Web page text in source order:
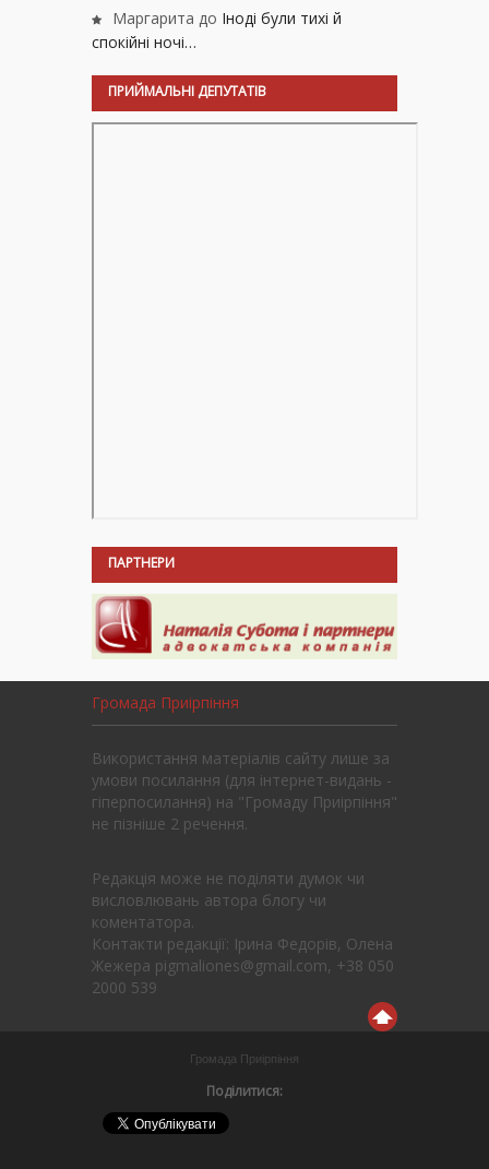
Маргарита до Іноді були тихі й
спокійні ночі…
ПРИЙМАЛЬНІ ДЕПУТАТІВ
ПАРТНЕРИ
Громада Приірпіння
Використання матеріалів сайту лише за
умови посилання (для інтернет-видань -
гіперпосилання) на "Громаду Приірпіння"
не пізніше 2 речення.
Редакція може не поділяти думок чи
висловлювань автора блогу чи
коментатора.
Контакти редакції: Ірина Федорів, Олена
Жежера pigmaliones@gmail.com, +38 050
2000 539
Громада Приірпіння
Поділитися: